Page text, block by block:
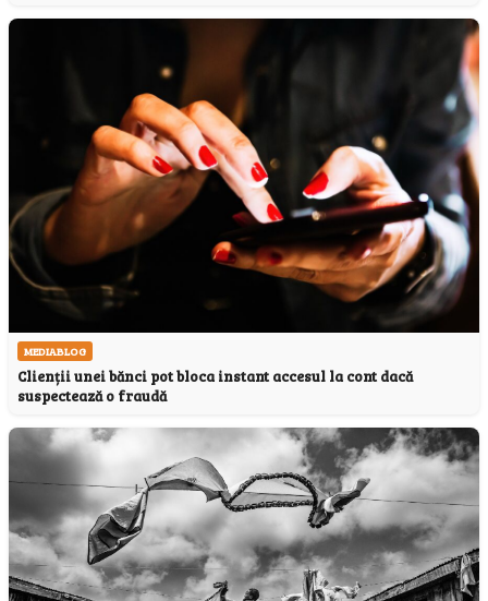
MEDIABLOG
Clienții unei bănci pot bloca instant accesul la cont dacă
suspectează o fraudă